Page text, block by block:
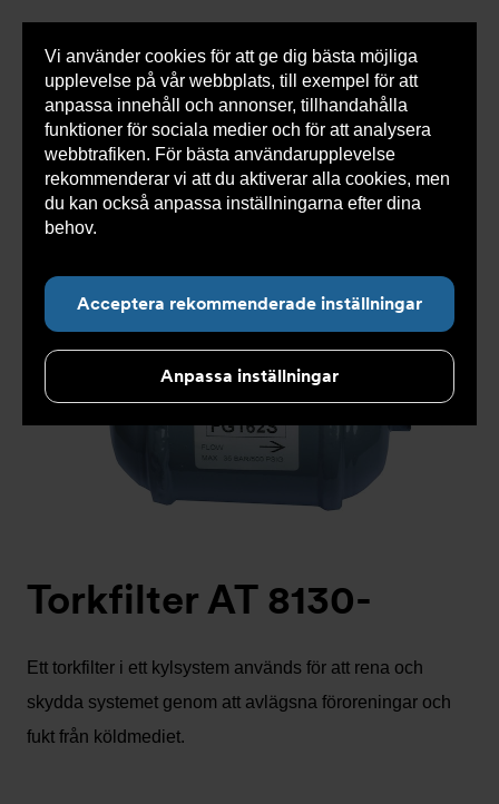
Vi använder cookies för att ge dig bästa möjliga
upplevelse på vår webbplats, till exempel för att
anpassa innehåll och annonser, tillhandahålla
funktioner för sociala medier och för att analysera
webbtrafiken. För bästa användarupplevelse
rekommenderar vi att du aktiverar alla cookies, men
du kan också anpassa inställningarna efter dina
behov.
Acceptera rekommenderade inställningar
Anpassa inställningar
0 varorSnabborder
Du
här:
Armatec > Produkter > Kyla > Kylkomponenter
Torkfilter/Servicetorkare
> Torkfilter AT 8130-
Torkfilter AT 8130-
Ett torkfilter i ett kylsystem används för att rena och
skydda systemet genom att avlägsna föroreningar och
fukt från köldmediet.